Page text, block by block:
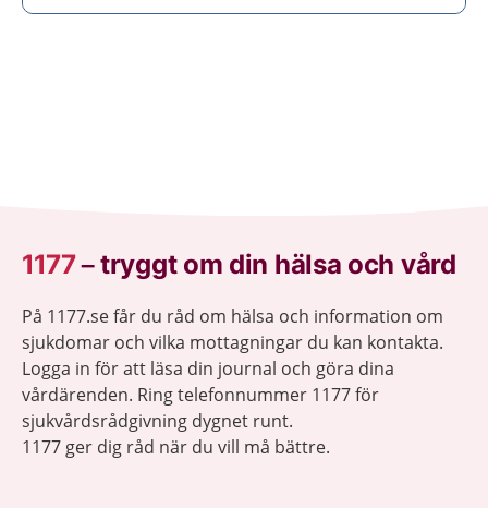
1177–tryggt om din hälsa och vård
På 1177.se får du råd om hälsa och information om
sjukdomar och vilka mottagningar du kan kontakta.
Logga in för att läsa din journal och göra dina
vårdärenden. Ring telefonnummer 1177 för
sjukvårdsrådgivning dygnet runt.
1177 ger dig råd när du vill må bättre.